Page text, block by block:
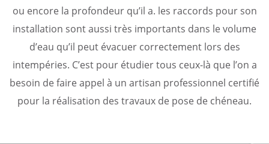
ou encore la profondeur qu’il a. les raccords pour son
installation sont aussi très importants dans le volume
d’eau qu’il peut évacuer correctement lors des
intempéries. C’est pour étudier tous ceux-là que l’on a
besoin de faire appel à un artisan professionnel certifié
pour la réalisation des travaux de pose de chéneau.